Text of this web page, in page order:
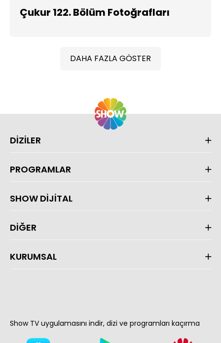
Çukur 122. Bölüm Fotoğrafları
DAHA FAZLA GÖSTER
DİZİLER
PROGRAMLAR
SHOW DİJİTAL
DİĞER
KURUMSAL
Show TV uygulamasını indir, dizi ve programları kaçırma